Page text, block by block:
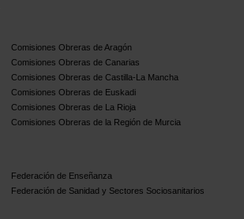
Comisiones Obreras de Aragón
Comisiones Obreras de Canarias
Comisiones Obreras de Castilla-La Mancha
Comisiones Obreras de Euskadi
Comisiones Obreras de La Rioja
Comisiones Obreras de la Región de Murcia
Federación de Enseñanza
Federación de Sanidad y Sectores Sociosanitarios